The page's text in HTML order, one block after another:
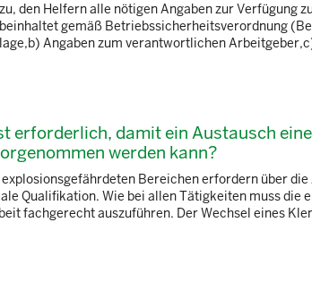
den Helfern alle nötigen Angaben zur Verfügung
gemäß Betriebssicherheitsverordnung
Angaben zum verantwortlichen
erforderlich, damit ein Austausch
werden kann?
Bereichen erfordern über
Qualifikation. Wie bei allen Tätigkeiten muss die
fachgerecht auszuführen. Der Wechsel eines